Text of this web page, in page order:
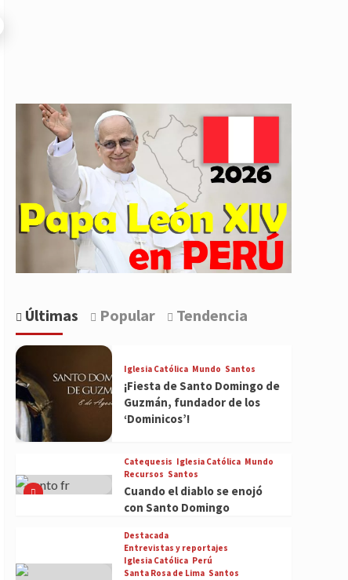
Últimas Popular Tendencia
Iglesia Católica Mundo Santos
¡Fiesta de Santo Domingo de
Guzmán, fundador de los
‘Dominicos’!
Catequesis Iglesia Católica Mundo
Recursos Santos
Cuando el diablo se enojó
con Santo Domingo
Destacada
Entrevistas y reportajes
Iglesia Católica Perú
Santa Rosa de Lima Santos